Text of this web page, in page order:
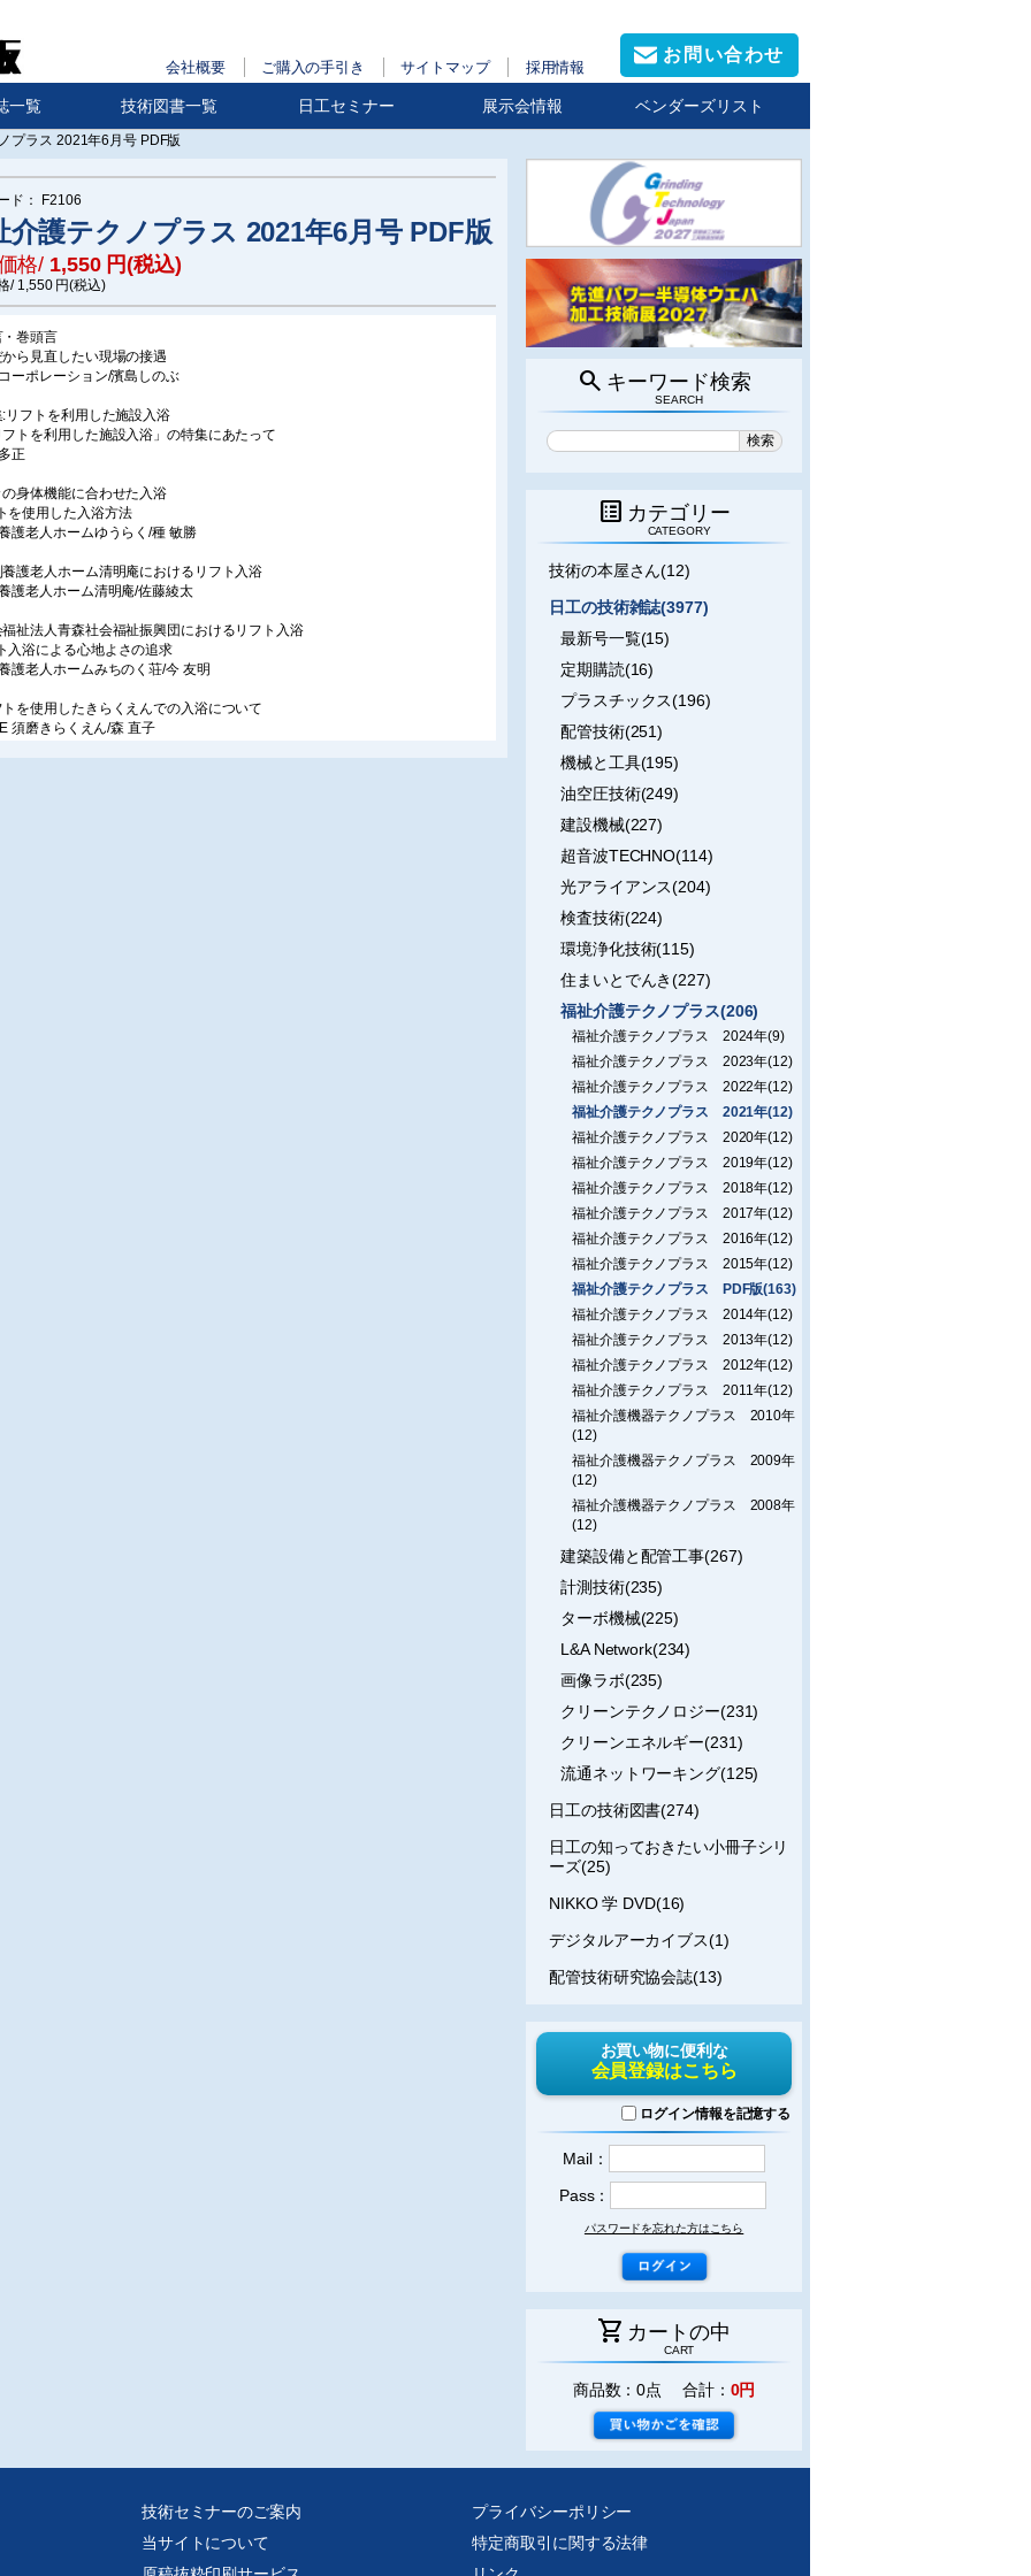
会社概要 ご購入の手引き サイトマップ 採用情報
お問い合わせ
一覧 技術図書一覧 日工セミナー 展示会情報 ベンダーズリスト
プラス 2021年6月号 PDF版
ド： F2106
介護テクノプラス 2021年6月号 PDF版
格/ 1,550円(税込)
/ 1,550円(税込)
・巻頭言
から見直したい現場の接遇
ーポレーション/濱島しのぶ
リフトを利用した施設入浴
フトを利用した施設入浴」の特集にあたって
正
の身体機能に合わせた入浴
を使用した入浴方法
護老人ホームゆうらく/種 敏勝
養護老人ホーム清明庵におけるリフト入浴
護老人ホーム清明庵/佐藤綾太
福祉法人青森社会福祉振興団におけるリフト入浴
入浴による心地よさの追求
護老人ホームみちのく荘/今 友明
トを使用したきらくえんでの入浴について
須磨きらくえん/森 直子
search キーワード検索
SEARCH
list_alt カテゴリー
CATEGORY
技術の本屋さん(12)
日工の技術雑誌(3977)
最新号一覧(15)
定期購読(16)
プラスチックス(196)
配管技術(251)
機械と工具(195)
油空圧技術(249)
建設機械(227)
超音波TECHNO(114)
光アライアンス(204)
検査技術(224)
環境浄化技術(115)
住まいとでんき(227)
福祉介護テクノプラス(206)
福祉介護テクノプラス 2024年(9)
福祉介護テクノプラス 2023年(12)
福祉介護テクノプラス 2022年(12)
福祉介護テクノプラス 2021年(12)
福祉介護テクノプラス 2020年(12)
福祉介護テクノプラス 2019年(12)
福祉介護テクノプラス 2018年(12)
福祉介護テクノプラス 2017年(12)
福祉介護テクノプラス 2016年(12)
福祉介護テクノプラス 2015年(12)
福祉介護テクノプラス PDF版(163)
福祉介護テクノプラス 2014年(12)
福祉介護テクノプラス 2013年(12)
福祉介護テクノプラス 2012年(12)
福祉介護テクノプラス 2011年(12)
福祉介護機器テクノプラス 2010年
(12)
福祉介護機器テクノプラス 2009年
(12)
福祉介護機器テクノプラス 2008年
(12)
建築設備と配管工事(267)
計測技術(235)
ターボ機械(225)
L&A Network(234)
画像ラボ(235)
クリーンテクノロジー(231)
クリーンエネルギー(231)
流通ネットワーキング(125)
日工の技術図書(274)
日工の知っておきたい小冊子シリ
ーズ(25)
NIKKO 学 DVD(16)
デジタルアーカイブス(1)
配管技術研究協会誌(13)
お買い物に便利な
会員登録はこちら
ログイン情報を記憶する
Mail：
Pass：
パスワードを忘れた方はこちら
shopping_cart カートの中
CART
商品数：0点 合計： 0円
技術セミナーのご案内
当サイトについて
プライバシーポリシー
特定商取引に関する法律